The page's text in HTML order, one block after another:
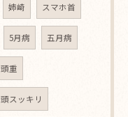
姉崎 スマホ首
5月病 五月病
頭重
頭スッキリ